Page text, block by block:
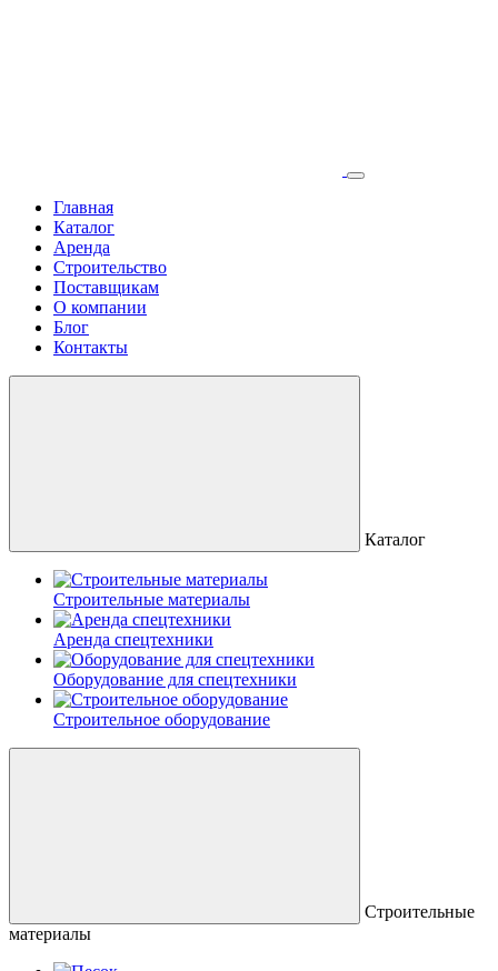
Главная
Каталог
Аренда
Строительство
Поставщикам
О компании
Блог
Контакты
Каталог
Строительные материалы
Аренда спецтехники
Оборудование для спецтехники
Строительное оборудование
Строительные
материалы